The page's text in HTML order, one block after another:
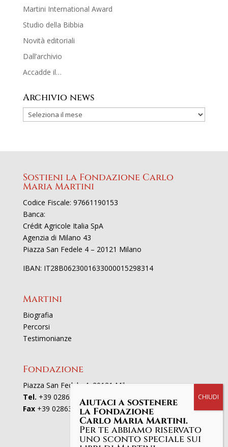
Martini International Award
Studio della Bibbia
Novità editoriali
Dall’archivio
Accadde il…
Archivio news
Sostieni la Fondazione Carlo
Maria Martini
Codice Fiscale: 97661190153
Banca:
Crédit Agricole Italia SpA
Agenzia di Milano 43
Piazza San Fedele 4 – 20121 Milano
IBAN: IT28B0623001633000015298314
Martini
Biografia
Percorsi
Testimonianze
Fondazione
Piazza San Fedele 4, 20121 Milano
Tel. +39 02863521
Fax+39 0286352801Aiutaci a sostenere
la Fondazione
Carlo Maria Martini.
Per te abbiamo riservato
uno sconto speciale sui